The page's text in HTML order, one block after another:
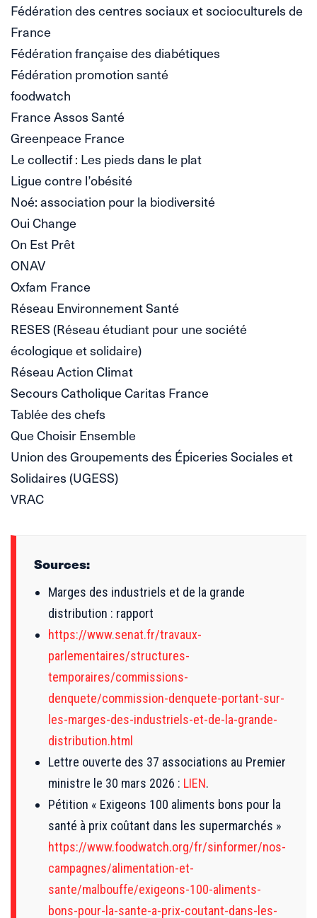
Fédération des centres sociaux et socioculturels de
France
Fédération française des diabétiques
Fédération promotion santé
foodwatch
France Assos Santé
Greenpeace France
Le collectif : Les pieds dans le plat
Ligue contre l’obésité
Noé: association pour la biodiversité
Oui Change
On Est Prêt
ONAV
Oxfam France
Réseau Environnement Santé
RESES (Réseau étudiant pour une société
écologique et solidaire)
Réseau Action Climat
Secours Catholique Caritas France
Tablée des chefs
Que Choisir Ensemble
Union des Groupements des Épiceries Sociales et
Solidaires (UGESS)
VRAC
Sources:
Marges des industriels et de la grande
distribution : rapport
https://www.senat.fr/travaux-
parlementaires/structures-
temporaires/commissions-
denquete/commission-denquete-portant-sur-
les-marges-des-industriels-et-de-la-grande-
distribution.html
Lettre ouverte des 37 associations au Premier
ministre le 30 mars 2026 : LIEN.
Pétition « Exigeons 100 aliments bons pour la
santé à prix coûtant dans les supermarchés »
https://www.foodwatch.org/fr/sinformer/nos-
campagnes/alimentation-et-
sante/malbouffe/exigeons-100-aliments-
bons-pour-la-sante-a-prix-coutant-dans-les-